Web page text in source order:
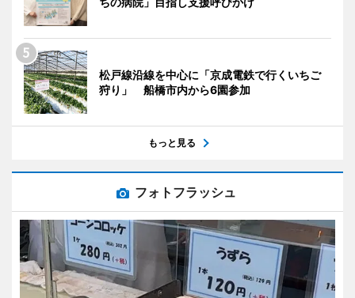
松戸線沿線を中心に「京成電鉄で行くいちご
狩り」 船橋市内から6園参加
もっと見る
フォトフラッシュ